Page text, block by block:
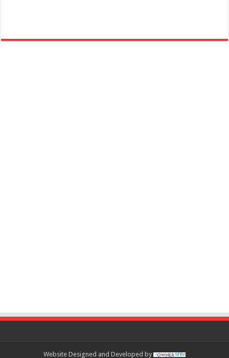
Website Designed and Developed by